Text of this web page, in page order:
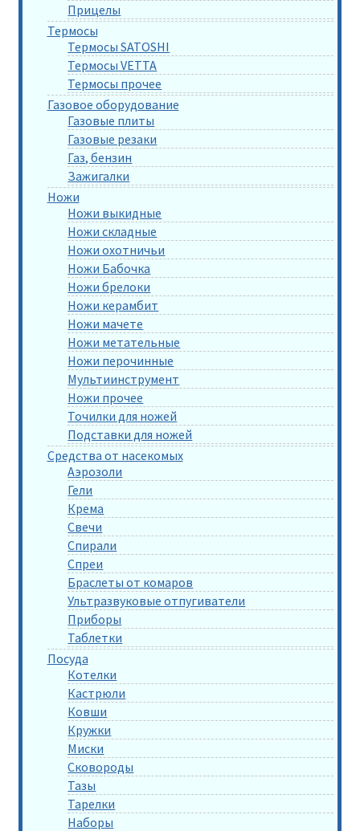
Прицелы
Термосы
Термосы SATOSHI
Термосы VETTA
Термосы прочее
Газовое оборудование
Газовые плиты
Газовые резаки
Газ, бензин
Зажигалки
Ножи
Ножи выкидные
Ножи складные
Ножи охотничьи
Ножи Бабочка
Ножи брелоки
Ножи керамбит
Ножи мачете
Ножи метательные
Ножи перочинные
Мультиинструмент
Ножи прочее
Точилки для ножей
Подставки для ножей
Средства от насекомых
Аэрозоли
Гели
Крема
Свечи
Спирали
Спреи
Браслеты от комаров
Ультразвуковые отпугиватели
Приборы
Таблетки
Посуда
Котелки
Кастрюли
Ковши
Кружки
Миски
Сковороды
Тазы
Тарелки
Наборы